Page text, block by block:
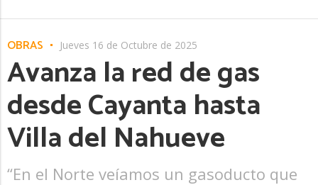
OBRAS Jueves 16 de Octubre de 2025
Avanza la red de gas
desde Cayanta hasta
Villa del Nahueve
“En el Norte veíamos un gasoducto que